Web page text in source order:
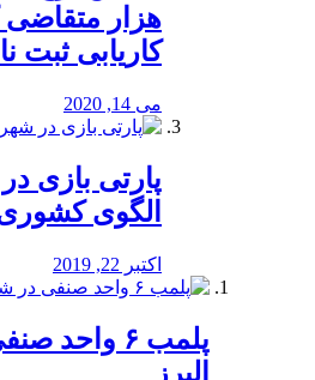
هزار متقاضی
کاریابی ثبت
می 14, 2020
پارتی بازی
الگوی
اکتبر 22, 2019
پلمب ۶
البرز